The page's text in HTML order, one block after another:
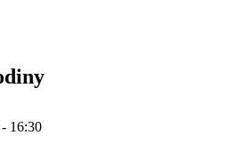
16:30